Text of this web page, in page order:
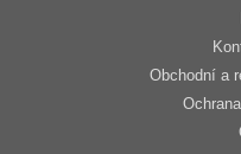
Obchodní a